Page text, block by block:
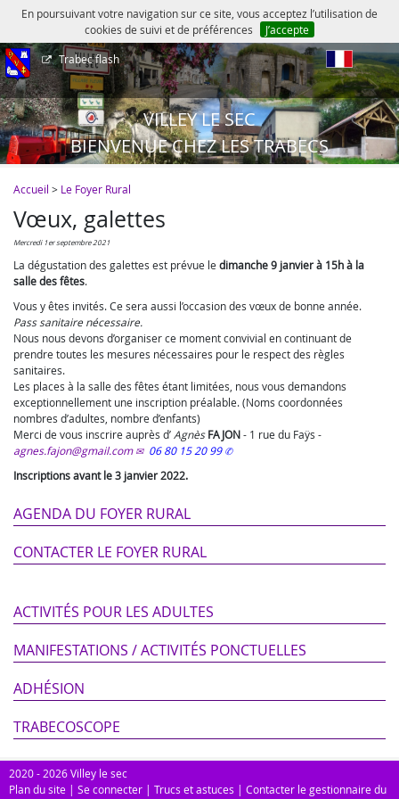
En poursuivant votre navigation sur ce site, vous acceptez l’utilisation de
cookies de suivi et de préférences
J’accepte
Trabec flash
VILLEY LE SEC
BIENVENUE CHEZ LES TRABECS
Accueil > Le Foyer Rural
Vœux, galettes
mercredi 1er septembre 2021
La dégustation des galettes est prévue le dimanche 9 janvier à 15h à la
salle des fêtes.
Vous y êtes invités. Ce sera aussi l’occasion des vœux de bonne année.
Pass sanitaire nécessaire.
Nous nous devons d’organiser ce moment convivial en continuant de
prendre toutes les mesures nécessaires pour le respect des règles
sanitaires.
Les places à la salle des fêtes étant limitées, nous vous demandons
exceptionnellement une inscription préalable. (Noms coordonnées
nombres d’adultes, nombre d’enfants)
Merci de vous inscrire auprès d’ Agnès FAJON- 1 rue du Faÿs -
agnes.fajon@gmail.com
06 80 15 20 99
Inscriptions avant le 3 janvier 2022.
AGENDA DU FOYER RURAL
CONTACTER LE FOYER RURAL
ACTIVITÉS POUR LES ADULTES
MANIFESTATIONS / ACTIVITÉS PONCTUELLES
ADHÉSION
TRABECOSCOPE
2020 - 2026 Villey le sec
Plan du site | Se connecter | Trucs et astuces | Contacter le gestionnaire du